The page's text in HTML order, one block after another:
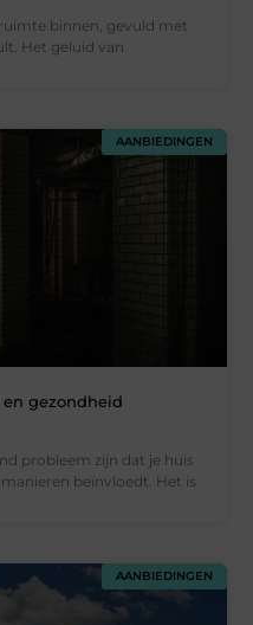
binnen, gevuld met
Het geluid van
AANBIEDINGEN
gezondheid
probleem zijn dat je huis
beïnvloedt. Het is
AANBIEDINGEN